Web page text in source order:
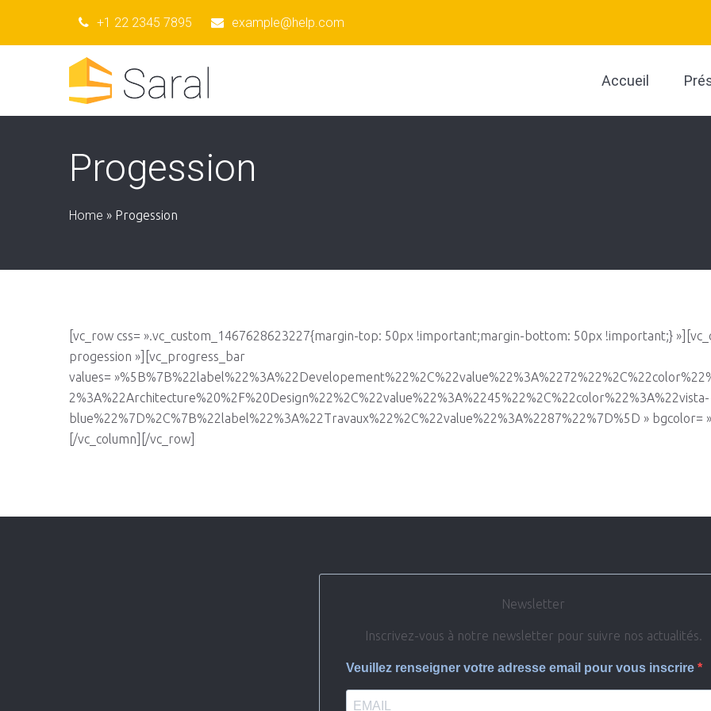
+1 22 2345 7895 example@help.com
Accueil
Progession
Home » Progession
[vc_row css= ».vc_custom_1467628623227{margin-top: 50px !important;margin-bottom: 50px !important;}
progession »][vc_progress_bar
values=
2%3A%22Architecture%20%2F%20Design%22%2C%22value%22%3A%2245%22%2C%22color%22%3A%22vista-
blue%22%7D%2C%7B%22label%22%3A%22Travaux%22%2C%22value%22%3A%2287%22%7D%5D »
[/vc_column][/vc_row]
Newsletter
Inscrivez-vous à notre newsletter pour suivre nos actualités.
Veuillez renseigner votre adresse email pour vous inscrire